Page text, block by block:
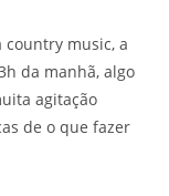
country music, a
da manhã, algo
agitação
de o que fazer